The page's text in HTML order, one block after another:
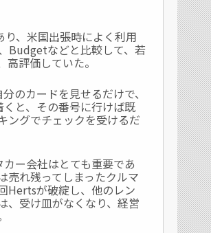
、米国出張時によく利用
Budgetなどと比較して、若
評価していた。
のカードを見せるだけで、
と、その番号に行けば既
ングでチェックを受けるだ
ー会社はとても重要であ
売れ残ってしまったクルマ
Hertsが破綻し、他のレン
、受け皿がなくなり、経営